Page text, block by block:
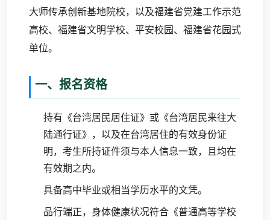
大师传承创新基地院校，以及福建省党建工作示范
高校、福建省文明学校、平安校园、福建省花园式
单位。
一、报名资格
持有《台湾居民居住证》或《台湾居民来往大
陆通行证》，以及在台湾居住的有效身份证
明，考生所持证件须与本人信息一致，且均在
有效期之内。
具备高中毕业或相当学历水平的文凭。
品行端正，身体健康状况符合《普通高等学校